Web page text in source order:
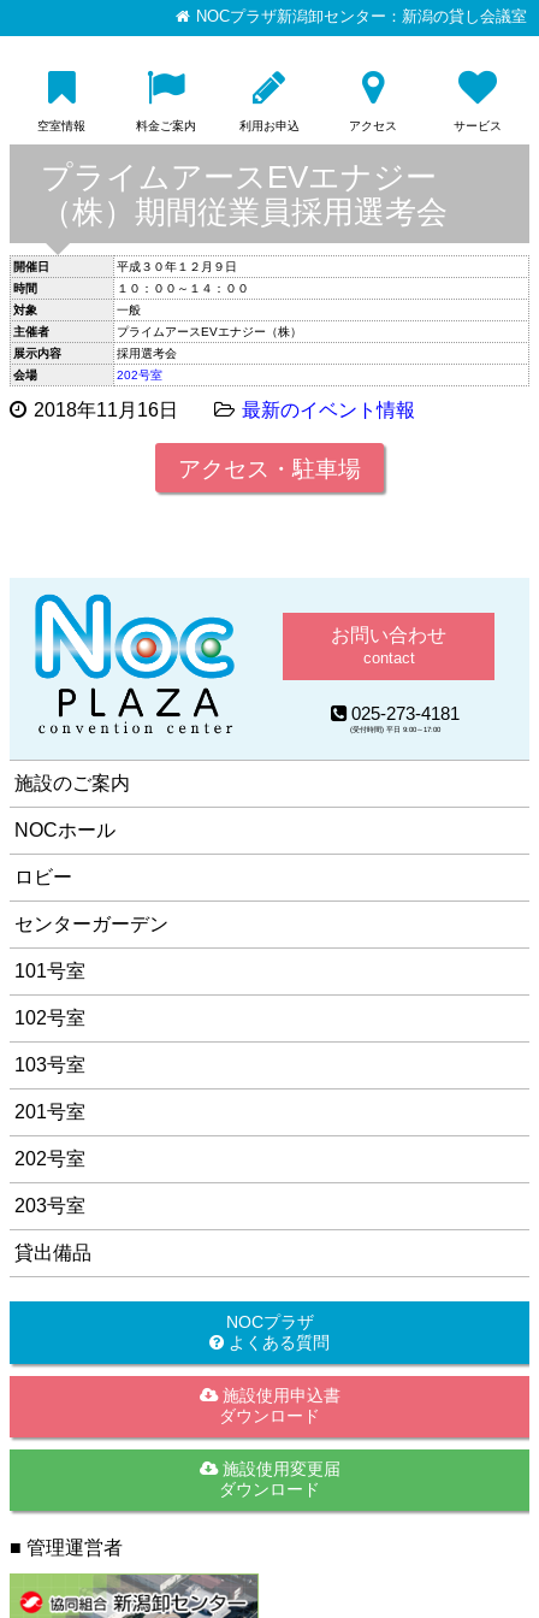
NOCプラザ新潟卸センター：新潟の貸し会議室
空室情報 料金ご案内 利用お申込 アクセス サービス
プライムアースEVエナジー
（株）期間従業員採用選考会
開催日
平成３０年１２月９日
時間
１０：００～１４：００
対象
一般
主催者
プライムアースEVエナジー（株）
展示内容
採用選考会
会場
202号室
2018年11月16日 最新のイベント情報
アクセス・駐車場
お問い合わせ
contact
025-273-4181
(受付時間) 平日 9:00～17:00
施設のご案内
NOCホール
ロビー
センターガーデン
101号室
102号室
103号室
201号室
202号室
203号室
貸出備品
NOCプラザ
よくある質問
施設使用申込書
ダウンロード
施設使用変更届
ダウンロード
■ 管理運営者